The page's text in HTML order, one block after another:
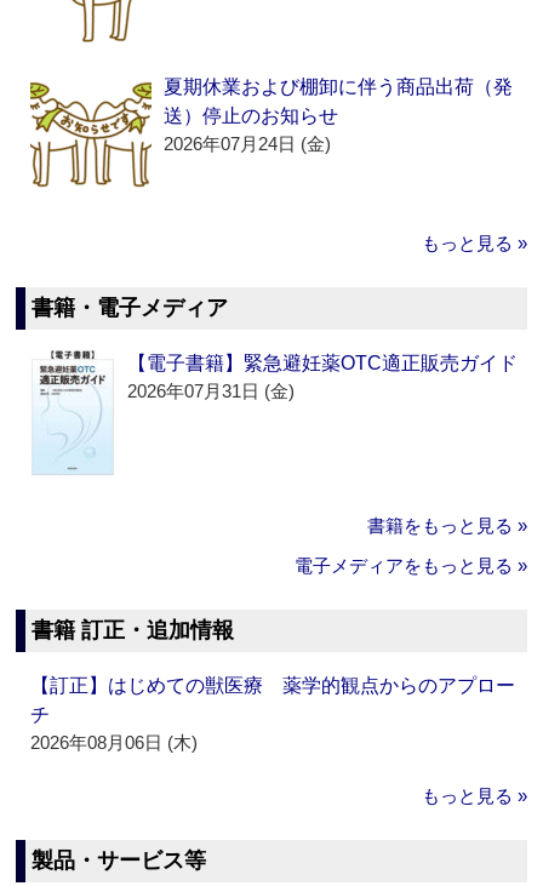
夏期休業および棚卸に伴う商品出荷（発
送）停止のお知らせ
2026年07月24日 (金)
もっと見る »
書籍・電子メディア
【電子書籍】緊急避妊薬OTC適正販売ガイド
2026年07月31日 (金)
書籍をもっと見る »
電子メディアをもっと見る »
書籍 訂正・追加情報
【訂正】はじめての獣医療 薬学的観点からのアプロー
チ
2026年08月06日 (木)
もっと見る »
製品・サービス等